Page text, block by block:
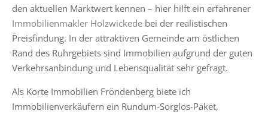
den aktuellen Marktwert kennen – hier hilft ein erfahrener
Immobilienmakler Holzwickede bei der realistischen
Preisfindung. In der attraktiven Gemeinde am östlichen
Rand des Ruhrgebiets sind Immobilien aufgrund der guten
Verkehrsanbindung und Lebensqualität sehr gefragt.
Als Korte Immobilien Fröndenberg biete ich
Immobilienverkäufern ein Rundum-Sorglos-Paket,